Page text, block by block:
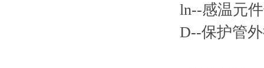
ln--感温元
D--保护管